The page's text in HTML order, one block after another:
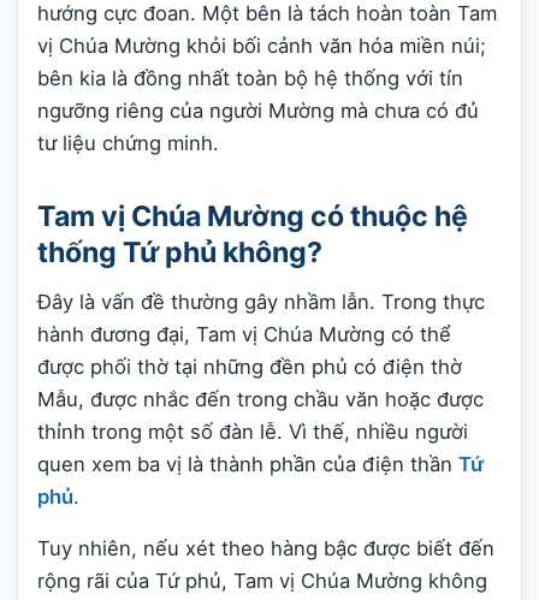
hướng cực đoan. Một bên là tách hoàn toàn Tam
vị Chúa Mường khỏi bối cảnh văn hóa miền núi;
bên kia là đồng nhất toàn bộ hệ thống với tín
ngưỡng riêng của người Mường mà chưa có đủ
tư liệu chứng minh.
Tam vị Chúa Mường có thuộc hệ
thống Tứ phủ không?
Đây là vấn đề thường gây nhầm lẫn. Trong thực
hành đương đại, Tam vị Chúa Mường có thể
được phối thờ tại những đền phủ có điện thờ
Mẫu, được nhắc đến trong chầu văn hoặc được
thỉnh trong một số đàn lễ. Vì thế, nhiều người
quen xem ba vị là thành phần của điện thần Tứ
phủ.
Tuy nhiên, nếu xét theo hàng bậc được biết đến
rộng rãi của Tứ phủ, Tam vị Chúa Mường không